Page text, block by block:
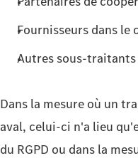
Fournisseurs dans le
Autres sous-traitants
Dans la mesure où un
aval, celui-ci n'a lieu
du RGPD ou dans la